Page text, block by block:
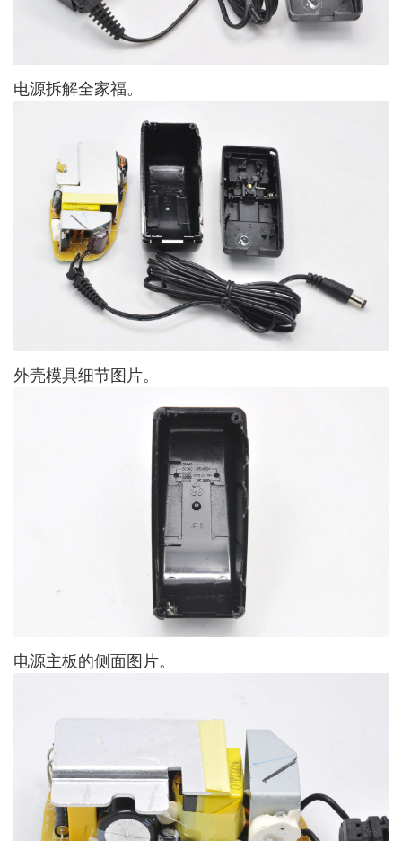
电源拆解全家福。
外壳模具细节图片。
电源主板的侧面图片。